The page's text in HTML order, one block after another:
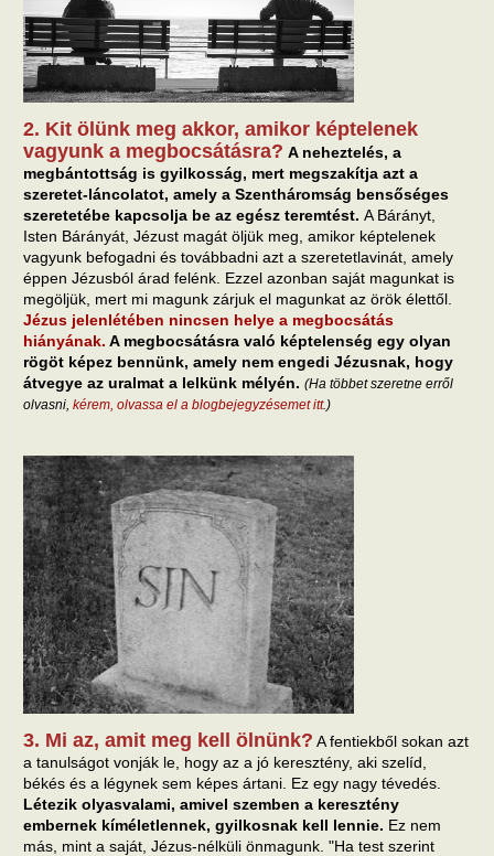
2. Kit ölünk meg akkor, amikor képtelenek
vagyunk a megbocsátásra? A neheztelés, a
megbántottság is gyilkosság, mert megszakítja azt a
szeretet-láncolatot, amely a Szentháromság bensőséges
szeretetébe kapcsolja be az egész teremtést. A Bárányt,
Isten Bárányát, Jézust magát öljük meg, amikor képtelenek
vagyunk befogadni és továbbadni azt a szeretetlavinát, amely
éppen Jézusból árad felénk. Ezzel azonban saját magunkat is
megöljük, mert mi magunk zárjuk el magunkat az örök élettől.
Jézus jelenlétében nincsen helye a megbocsátás
hiányának. A megbocsátásra való képtelenség egy olyan
rögöt képez bennünk, amely nem engedi Jézusnak, hogy
átvegye az uralmat a lelkünk mélyén. (Ha többet szeretne erről
olvasni, kérem, olvassa el a blogbejegyzésemet itt.)
3. Mi az, amit meg kell ölnünk? A fentiekből sokan azt
a tanulságot vonják le, hogy az a jó keresztény, aki szelíd,
békés és a légynek sem képes ártani. Ez egy nagy tévedés.
Létezik olyasvalami, amivel szemben a keresztény
embernek kíméletlennek, gyilkosnak kell lennie. Ez nem
más, mint a saját, Jézus-nélküli önmagunk. "Ha test szerint